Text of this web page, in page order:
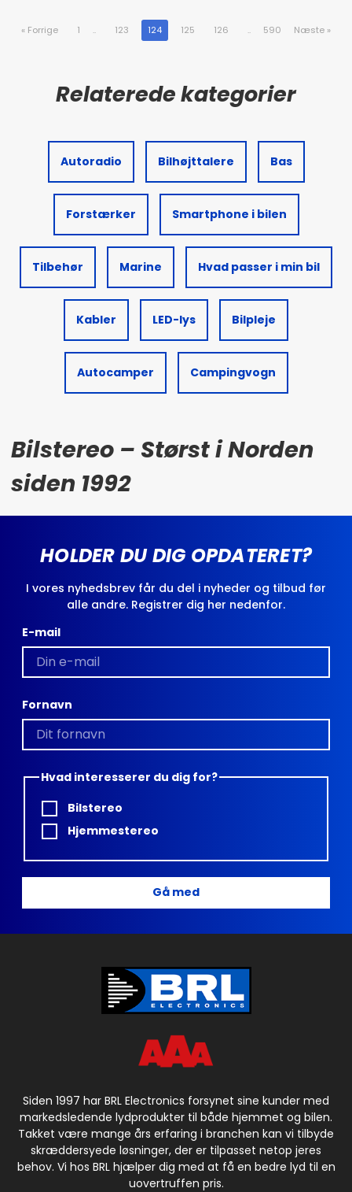
« Forrige 1 .. 123 124 125 126 .. 590 Næste »
Autoradio Bilhøjttalere Bas
Forstærker Smartphone i bilen
Tilbehør Marine Hvad passer i min bil
Kabler LED-lys Bilpleje
Autocamper Campingvogn
Bilstereo – Størst i Norden
siden 1992
HOLDER DU DIG OPDATERET?
I vores nyhedsbrev får du del i nyheder og tilbud før
alle andre. Registrer dig her nedenfor.
E-mail
Fornavn
Hvad interesserer du dig for?
Bilstereo
Hjemmestereo
Gå med
Siden 1997 har BRL Electronics forsynet sine kunder med
markedsledende lydprodukter til både hjemmet og bilen.
Takket være mange års erfaring i branchen kan vi tilbyde
skræddersyede løsninger, der er tilpasset netop jeres
behov. Vi hos BRL hjælper dig med at få en bedre lyd til en
uovertruffen pris.